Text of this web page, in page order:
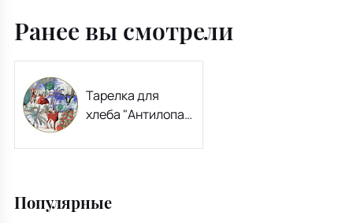
Ранее вы смотрели
Тарелка для
хлеба "Антилопа"
Популярные